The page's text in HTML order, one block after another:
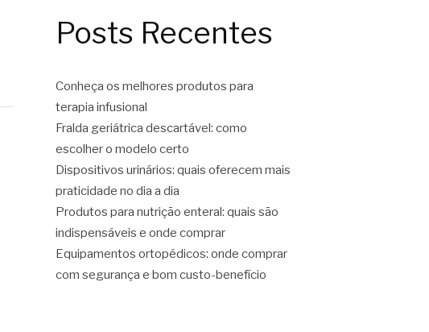
Posts Recentes
Conheça os melhores produtos para
terapia infusional
Fralda geriátrica descartável: como
escolher o modelo certo
Dispositivos urinários: quais oferecem mais
praticidade no dia a dia
Produtos para nutrição enteral: quais são
indispensáveis e onde comprar
Equipamentos ortopédicos: onde comprar
com segurança e bom custo-benefício